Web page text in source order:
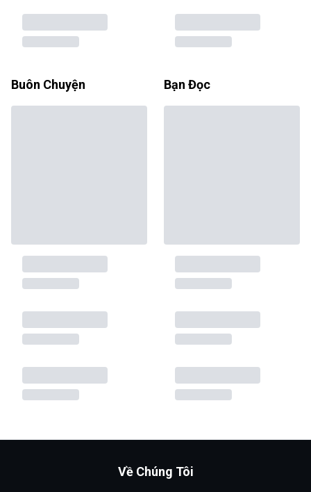
Buôn Chuyện Bạn Đọc
Về Chúng Tôi